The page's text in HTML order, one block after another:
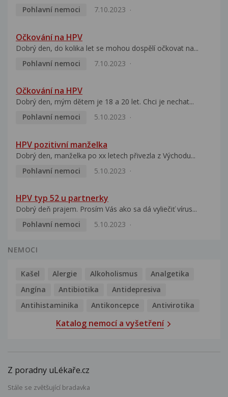
Pohlavní nemoci
7.10.2023
Očkování na HPV
Dobrý den, do kolika let se mohou dospělí očkovat na...
Pohlavní nemoci
7.10.2023
Očkování na HPV
Dobrý den, mým dětem je 18 a 20 let. Chci je nechat...
Pohlavní nemoci
5.10.2023
HPV pozitivní manželka
Dobrý den, manželka po xx letech přivezla z Východu...
Pohlavní nemoci
5.10.2023
HPV typ 52 u partnerky
Dobrý deň prajem. Prosím Vás ako sa dá vyliečiť vírus...
Pohlavní nemoci
5.10.2023
NEMOCI
Kašel Alergie Alkoholismus
Analgetika
Angína
Antibiotika
Antidepresiva
Antihistaminika
Antikoncepce Antivirotika
Katalog nemocí a vyšetření
Z poradny uLékaře.cz
Stále se zvětšující bradavka